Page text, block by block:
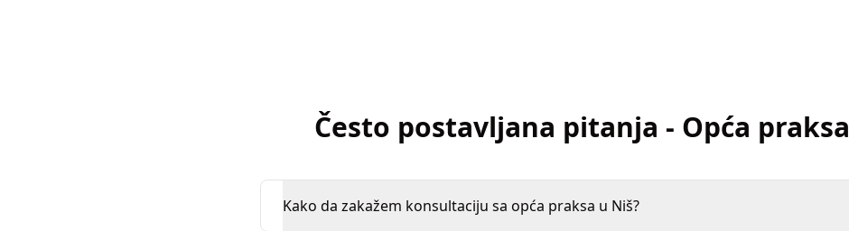
Često postavljana pitanja - Opća praksa
Kako da zakažem konsultaciju sa opća praksa u Niš?